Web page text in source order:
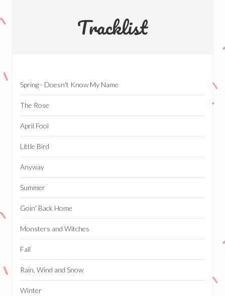
Tracklist
Spring - Doesn't Know My Name
The Rose
April Fool
Little Bird
Anyway
Summer
Goin' Back Home
Monsters and Witches
Fall
Rain, Wind and Snow
Winter